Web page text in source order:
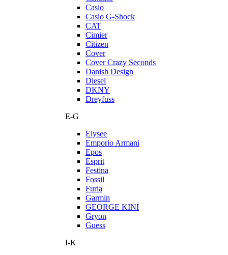
Casio
Casio G-Shock
CAT
Cimier
Citizen
Cover
Cover Crazy Seconds
Danish Design
Diesel
DKNY
Dreyfuss
E-G
Elysee
Emporio Armani
Epos
Esprit
Festina
Fossil
Furla
Garmin
GEORGE KINI
Gryon
Guess
I-K